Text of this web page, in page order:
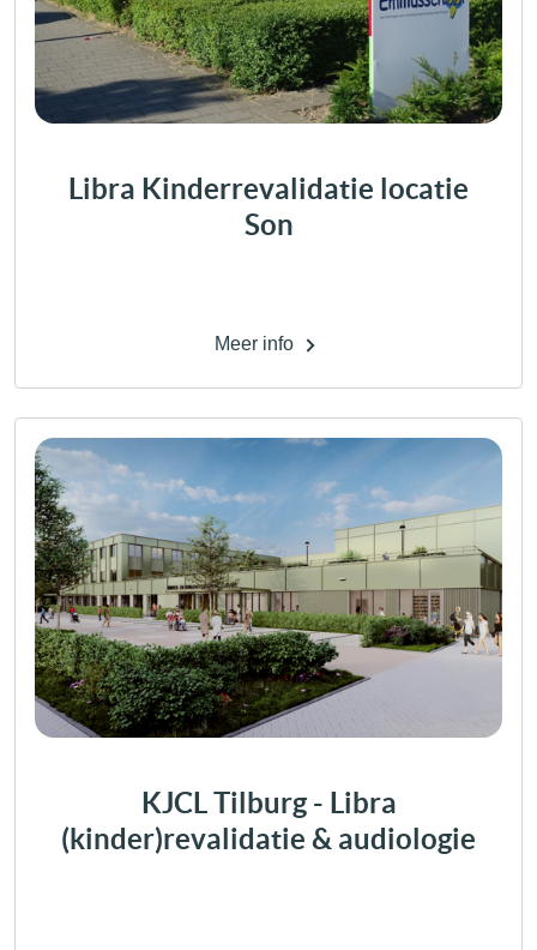
Libra Kinderrevalidatie locatie
Son
Meer info
KJCL Tilburg - Libra
(kinder)revalidatie & audiologie